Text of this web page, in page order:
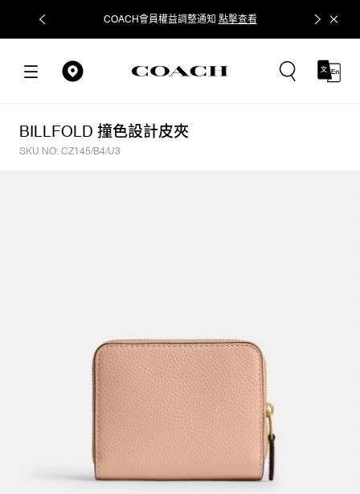
COACH會員權益調整通知 點擊查看 立即追蹤
BILLFOLD 撞色設計皮夾
SKU NO: CZ145/B4/U3